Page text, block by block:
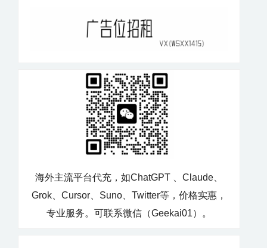
海外主流平台代充，如ChatGPT 、Claude、
Grok、Cursor、Suno、Twitter等，价格实惠，
专业服务。可联系微信（Geekai01）。